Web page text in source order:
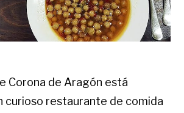
Corona de Aragón está
curioso restaurante de comida